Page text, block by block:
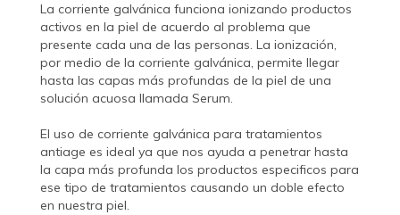
La corriente galvánica funciona ionizando productos
activos en la piel de acuerdo al problema que
presente cada una de las personas. La ionización,
por medio de la corriente galvánica, permite llegar
hasta las capas más profundas de la piel de una
solución acuosa llamada Serum.
El uso de corriente galvánica para tratamientos
antiage es ideal ya que nos ayuda a penetrar hasta
la capa más profunda los productos especificos para
ese tipo de tratamientos causando un doble efecto
en nuestra piel.